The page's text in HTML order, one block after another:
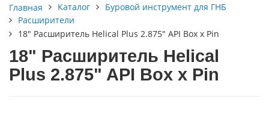
Главная Каталог
Буровой инструмент для ГНБ
Расширители
18" Расширитель Helical Plus 2.875" API Box x Pin
18" Расширитель Helical
Plus 2.875" API Box x Pin